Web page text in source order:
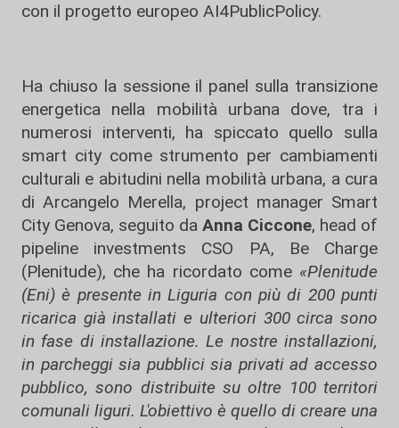
con il progetto europeo AI4PublicPolicy.
Ha chiuso la sessione il panel sulla transizione
energetica nella mobilità urbana dove, tra i
numerosi interventi, ha spiccato quello sulla
smart city come strumento per cambiamenti
culturali e abitudini nella mobilità urbana, a cura
di Arcangelo Merella, project manager Smart
City Genova, seguito da Anna Ciccone, head of
pipeline investments CSO PA, Be Charge
(Plenitude), che ha ricordato come«Plenitude
(Eni) è presente in Liguria con più di 200 punti
ricarica già installati e ulteriori 300 circa sono
in fase di installazione. Le nostre installazioni,
in parcheggi sia pubblici sia privati ad accesso
pubblico, sono distribuite su oltre 100 territori
comunali liguri. L'obiettivo è quello di creare una